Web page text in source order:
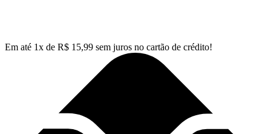
Em até 1x de R$ 15,99 sem juros no cartão de crédito!